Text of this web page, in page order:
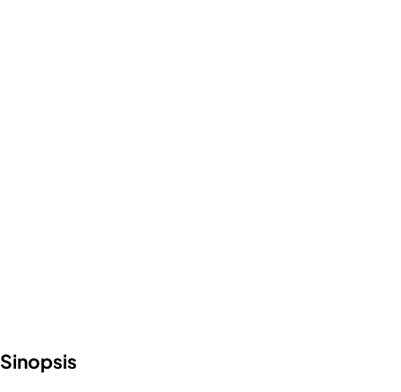
Sinopsis